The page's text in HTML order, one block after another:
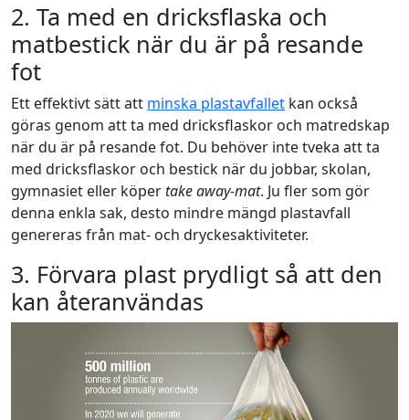
2. Ta med en dricksflaska och
matbestick när du är på resande
fot
Ett effektivt sätt att minska plastavfallet kan också
göras genom att ta med dricksflaskor och matredskap
när du är på resande fot. Du behöver inte tveka att ta
med dricksflaskor och bestick när du jobbar, skolan,
gymnasiet eller köpertake away-mat. Ju fler som gör
denna enkla sak, desto mindre mängd plastavfall
genereras från mat- och dryckesaktiviteter.
3. Förvara plast prydligt så att den
kan återanvändas